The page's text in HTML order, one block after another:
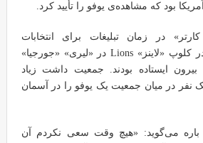
بود که مشاهده‌ی یوفو را تأیید کرد.
کارتر» در زمان تبلیغات برای انتخابات
فرمانداری «جورجیا»، در کلوپ «لاینز» Lions در «لیری» «جورجیا»
ایستاده بودند. جمعیت داشت زیاد
نفر در میان جمعیت یک یوفو را در آسمان
باره می‌گوید: «هیچ وقت سعی نکردم آن